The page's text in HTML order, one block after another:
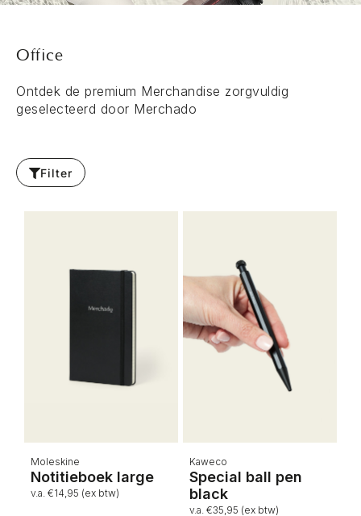
Office
Ontdek de premium Merchandise zorgvuldig
geselecteerd door Merchado
Filter
Moleskine
Notitieboek large
v.a. €14,95 (ex btw)
Kaweco
Special ball pen
black
v.a. €35,95 (ex btw)